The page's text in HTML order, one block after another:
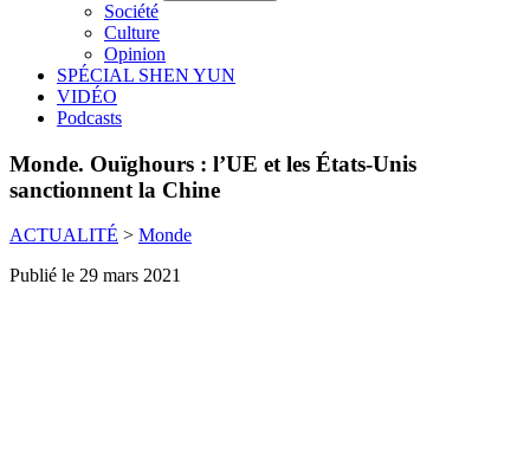
Société
Culture
Opinion
SPÉCIAL SHEN YUN
VIDÉO
Podcasts
Monde. Ouïghours : l’UE et les États-Unis
sanctionnent la Chine
ACTUALITÉ > Monde
Publié le 29 mars 2021